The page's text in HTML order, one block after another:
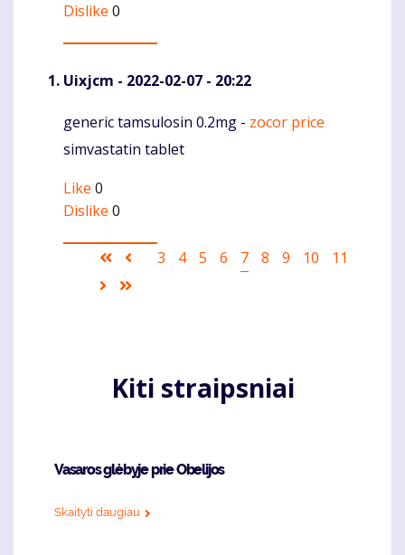
Dislike 0
Uixjcm - 2022-02-07 - 20:22
Komentaras
generic tamsulosin 0.2mg - zocor price
simvastatin tablet
Like 0
Dislike 0
Pagination
First
page
Ankstesnis
Puslapis
3 Puslapis
4 Puslapis
5 Puslapis
6
Current
7 Puslapis
8 Puslapis
9 Puslapis
10 Puslapis
11
Sekantis
Kiti straipsniai
Vasaros glėbyje prie Obelijos
Skaityti daugiau